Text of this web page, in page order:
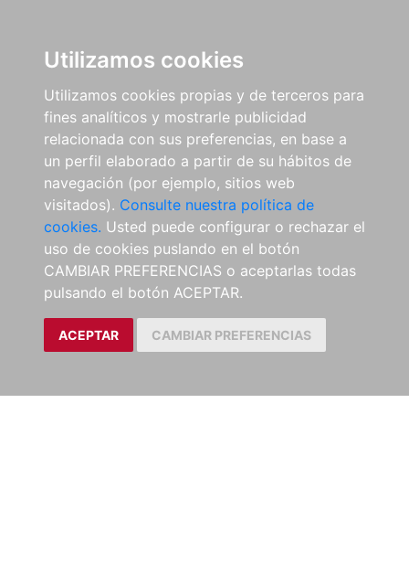
Utilizamos cookies
Utilizamos cookies propias y de terceros para
fines analíticos y mostrarle publicidad
relacionada con sus preferencias, en base a
un perfil elaborado a partir de su hábitos de
navegación (por ejemplo, sitios web
visitados). Consulte nuestra política de
cookies. Usted puede configurar o rechazar el
uso de cookies puslando en el botón
CAMBIAR PREFERENCIAS o aceptarlas todas
pulsando el botón ACEPTAR.
ACEPTAR CAMBIAR PREFERENCIAS